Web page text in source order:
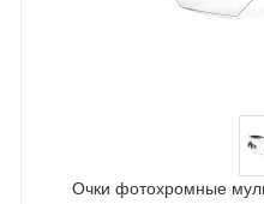
Очки фотохромные